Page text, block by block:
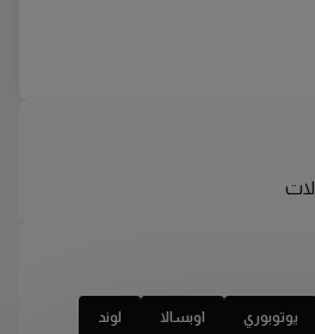
يوتوبوري اوبسالا لوند